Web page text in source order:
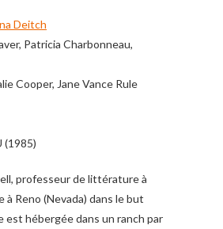
Deitch
Patricia Charbonneau,
Cooper, Jane Vance Rule
(1985)
à Reno (Nevada) dans le but
est hébergée dans un ranch par